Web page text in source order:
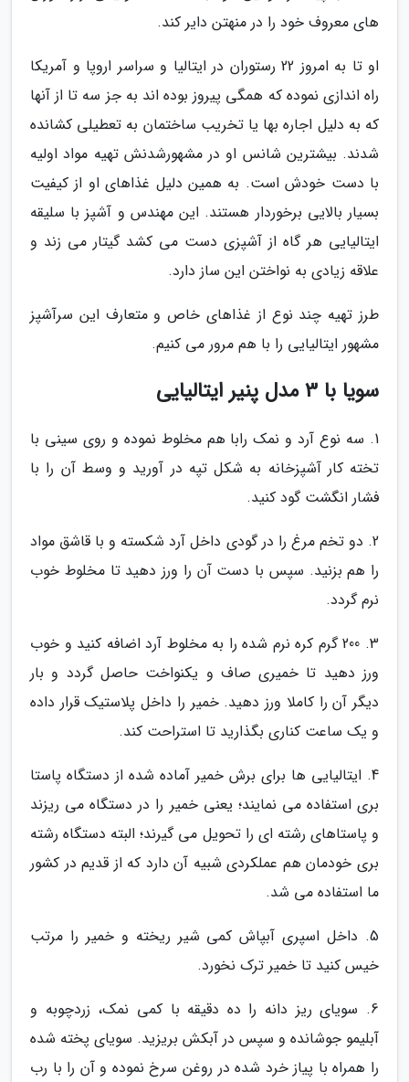
های معروف خود را در منهتن دایر کند.
او تا به امروز 22 رستوران در ایتالیا و سراسر اروپا و آمریکا
راه اندازی نموده که همگی پیروز بوده اند به جز سه تا از آنها
که به دلیل اجاره بها یا تخریب ساختمان به تعطیلی کشانده
شدند. بیشترین شانس او در مشهورشدنش تهیه مواد اولیه
با دست خودش است. به همین دلیل غذاهای او از کیفیت
بسیار بالایی برخوردار هستند. این مهندس و آشپز با سلیقه
ایتالیایی هر گاه از آشپزی دست می کشد گیتار می زند و
علاقه زیادی به نواختن این ساز دارد.
طرز تهیه چند نوع از غذاهای خاص و متعارف این سرآشپز
مشهور ایتالیایی را با هم مرور می کنیم.
سویا با 3 مدل پنیر ایتالیایی
1. سه نوع آرد و نمک رابا هم مخلوط نموده و روی سینی با
تخته کار آشپزخانه به شکل تپه در آورید و وسط آن را با
فشار انگشت گود کنید.
2. دو تخم مرغ را در گودی داخل آرد شکسته و با قاشق مواد
را هم بزنید. سپس با دست آن را ورز دهید تا مخلوط خوب
نرم گردد.
3. 200 گرم کره نرم شده را به مخلوط آرد اضافه کنید و خوب
ورز دهید تا خمیری صاف و یکنواخت حاصل گردد و بار
دیگر آن را کاملا ورز دهید. خمیر را داخل پلاستیک قرار داده
و یک ساعت کناری بگذارید تا استراحت کند.
4. ایتالیایی ها برای برش خمیر آماده شده از دستگاه پاستا
بری استفاده می نمایند؛ یعنی خمیر را در دستگاه می ریزند
و پاستاهای رشته ای را تحویل می گیرند؛ البته دستگاه رشته
بری خودمان هم عملکردی شبیه آن دارد که از قدیم در کشور
ما استفاده می شد.
5. داخل اسپری آبپاش کمی شیر ریخته و خمیر را مرتب
خیس کنید تا خمیر ترک نخورد.
6. سویای ریز دانه را ده دقیقه با کمی نمک، زردچوبه و
آبلیمو جوشانده و سپس در آبکش بریزید. سویای پخته شده
را همراه با پیاز خرد شده در روغن سرخ نموده و آن را با رب